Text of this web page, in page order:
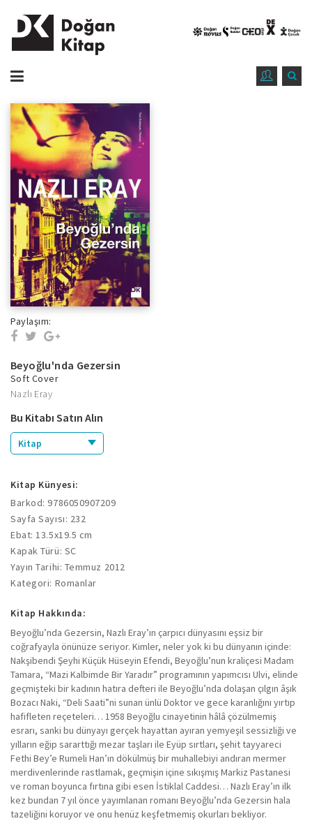
Paylaşım:
Beyoğlu'nda Gezersin
Soft Cover
Nazlı Eray
Bu Kitabı Satın Alın
Kitap
Kitap Künyesi:
Barkod: 9786050907209
Sayfa Sayısı: 232
Ebat: 13.5x19.5 cm
Kapak Türü: SC
Yayın Tarihi: Temmuz 2012
Kategori: Romanlar
Kitap Hakkında:
Beyoğlu’nda Gezersin, Nazlı Eray’ın çarpıcı dünyasını eşsiz bir
coğrafyayla önünüze seriyor. Kimler, neler yok ki bu dünyanın içinde:
Nakşibendi Şeyhi Küçük Hüseyin Efendi, Beyoğlu’nun kraliçesi Madam
Tamara, “Mazi Kalbimde Bir Yaradır” programının yapımcısı Ulvi, elinde
geçmişteki bir kadının hatıra defteri ile Beyoğlu’nda dolaşan çılgın âşık
Bozacı Naki, “Deli Saati”ni sunan ünlü Doktor ve gece karanlığını yırtıp
hafifleten reçeteleri… 1958 Beyoğlu cinayetinin hâlâ çözülmemiş
esrarı, sanki bu dünyayı gerçek hayattan ayıran yemyeşil sessizliği ve
yılların eğip sararttığı mezar taşları ile Eyüp sırtları, şehit tayyareci
Fethi Bey’e Rumeli Han’ın dökülmüş bir muhallebiyi andıran mermer
merdivenlerinde rastlamak, geçmişin içine sıkışmış Markiz Pastanesi
ve roman boyunca fırtına gibi esen İstiklal Caddesi… Nazlı Eray’ın ilk
kez bundan 7 yıl önce yayımlanan romanı Beyoğlu’nda Gezersin hala
tazeliğini koruyor ve onu henüz keşfetmemiş okurları bekliyor.